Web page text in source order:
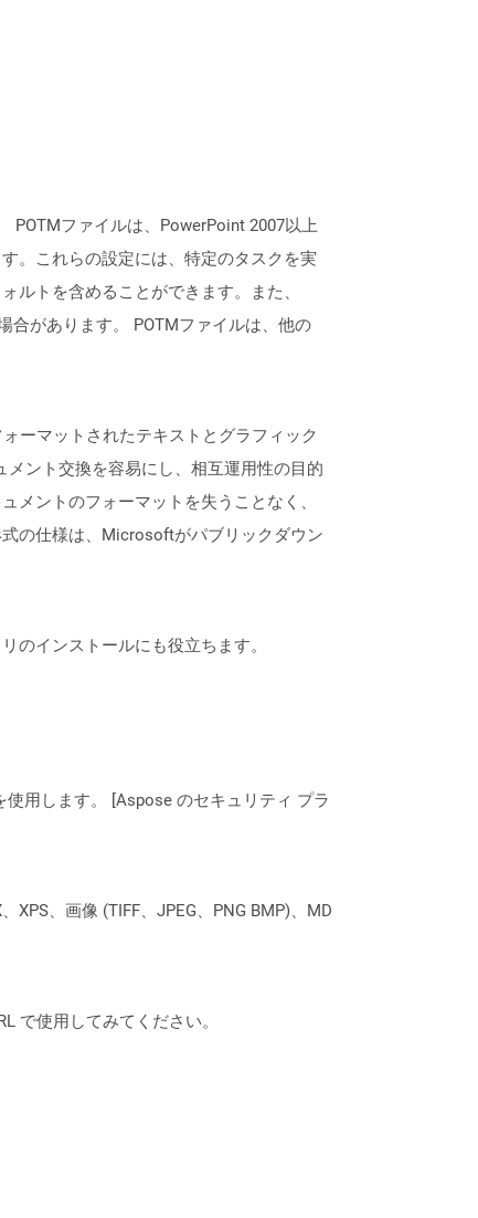
ファイルは、PowerPoint 2007以上
。これらの設定には、特定のタスクを実
ルトを含めることができます。また、
合があります。 POTMファイルは、他の
ーマットされたテキストとグラフィック
ント交換を容易にし、相互運用性の目的
メントのフォーマットを失うことなく、
の仕様は、Microsoftがパブリックダウン
のインストールにも役立ちます。
用します。 [Aspose のセキュリティ プラ
、画像 (TIFF、JPEG、PNG BMP)、MD
で使用してみてください。